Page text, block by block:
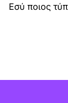
Εσύ ποιος